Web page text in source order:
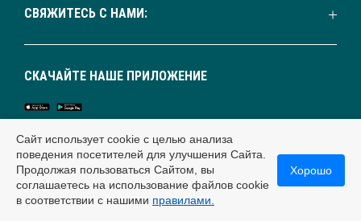
СВЯЖИТЕСЬ С НАМИ:
МЫ С ВАМИ
СКАЧАЙТЕ НАШЕ ПРИЛОЖЕНИЕ
Сайт использует cookie с целью анализа
поведения посетителей для улучшения Сайта.
Продолжая пользоваться Сайтом, вы
соглашаетесь на использование файлов cookie
в соответствии с нашими правилами.
Хорошо